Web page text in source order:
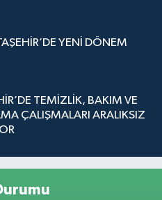
YENİ DÖNEM
TEMİZLİK, BAKIM VE
ÇALIŞMALARI ARALIKSIZ